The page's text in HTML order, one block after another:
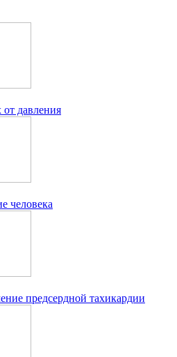
от давления
человека
предсердной тахикардии